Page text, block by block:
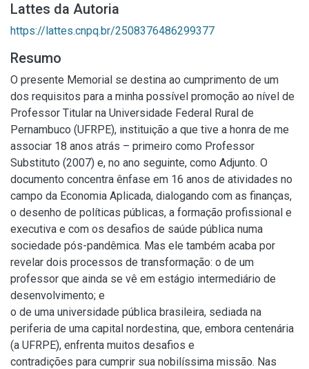
Lattes da Autoria
https://lattes.cnpq.br/2508376486299377
Resumo
O presente Memorial se destina ao cumprimento de um
dos requisitos para a minha possível promoção ao nível de
Professor Titular na Universidade Federal Rural de
Pernambuco (UFRPE), instituição a que tive a honra de me
associar 18 anos atrás – primeiro como Professor
Substituto (2007) e, no ano seguinte, como Adjunto. O
documento concentra ênfase em 16 anos de atividades no
campo da Economia Aplicada, dialogando com as finanças,
o desenho de políticas públicas, a formação profissional e
executiva e com os desafios de saúde pública numa
sociedade pós-pandêmica. Mas ele também acaba por
revelar dois processos de transformação: o de um
professor que ainda se vê em estágio intermediário de
desenvolvimento; e
o de uma universidade pública brasileira, sediada na
periferia de uma capital nordestina, que, embora centenária
(a UFRPE), enfrenta muitos desafios e
contradições para cumprir sua nobilíssima missão. Nas